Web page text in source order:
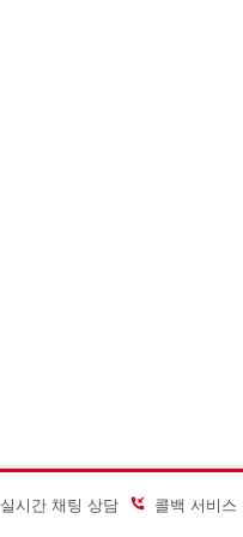
실시간 채팅 상담 콜백 서비스